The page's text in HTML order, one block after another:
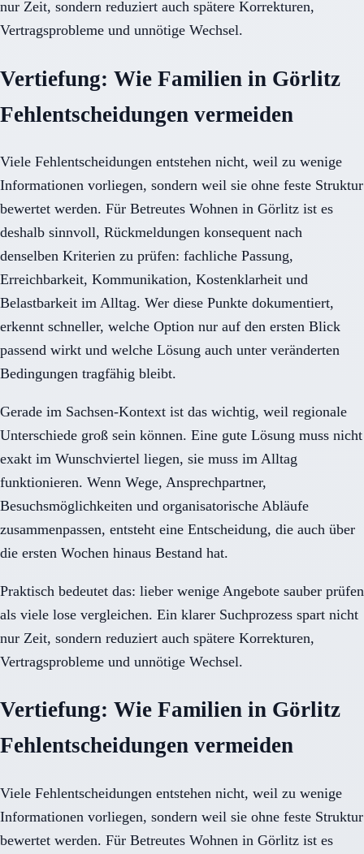
nur Zeit, sondern reduziert auch spätere Korrekturen,
Vertragsprobleme und unnötige Wechsel.
Vertiefung: Wie Familien in Görlitz
Fehlentscheidungen vermeiden
Viele Fehlentscheidungen entstehen nicht, weil zu wenige
Informationen vorliegen, sondern weil sie ohne feste Struktur
bewertet werden. Für Betreutes Wohnen in Görlitz ist es
deshalb sinnvoll, Rückmeldungen konsequent nach
denselben Kriterien zu prüfen: fachliche Passung,
Erreichbarkeit, Kommunikation, Kostenklarheit und
Belastbarkeit im Alltag. Wer diese Punkte dokumentiert,
erkennt schneller, welche Option nur auf den ersten Blick
passend wirkt und welche Lösung auch unter veränderten
Bedingungen tragfähig bleibt.
Gerade im Sachsen-Kontext ist das wichtig, weil regionale
Unterschiede groß sein können. Eine gute Lösung muss nicht
exakt im Wunschviertel liegen, sie muss im Alltag
funktionieren. Wenn Wege, Ansprechpartner,
Besuchsmöglichkeiten und organisatorische Abläufe
zusammenpassen, entsteht eine Entscheidung, die auch über
die ersten Wochen hinaus Bestand hat.
Praktisch bedeutet das: lieber wenige Angebote sauber prüfen
als viele lose vergleichen. Ein klarer Suchprozess spart nicht
nur Zeit, sondern reduziert auch spätere Korrekturen,
Vertragsprobleme und unnötige Wechsel.
Vertiefung: Wie Familien in Görlitz
Fehlentscheidungen vermeiden
Viele Fehlentscheidungen entstehen nicht, weil zu wenige
Informationen vorliegen, sondern weil sie ohne feste Struktur
bewertet werden. Für Betreutes Wohnen in Görlitz ist es